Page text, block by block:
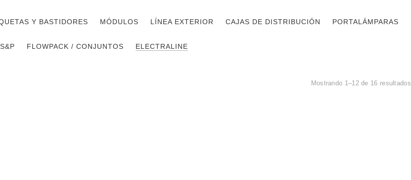
Y BASTIDORES MÓDULOS LÍNEA EXTERIOR CAJAS DE DISTRIBUCIÓN PORTALÁMPARAS
FLOWPACK / CONJUNTOS ELECTRALINE
Mostrando 1–12 de 16 resultados